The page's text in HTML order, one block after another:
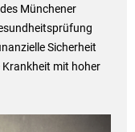
Münchener
Sicherheit
Krankheit mit hoher